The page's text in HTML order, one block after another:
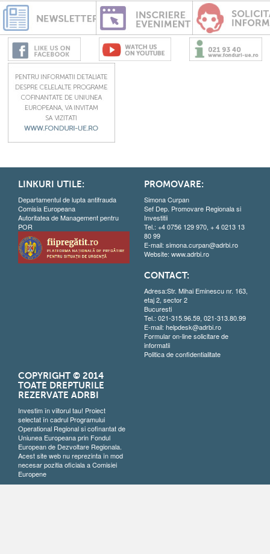
LINKURI UTILE:
Departamentul de lupta antifrauda
Comisia Europeana
Autoritatea de Management pentru
POR
PROMOVARE:
Simona Curpan
Sef Dep. Promovare Regionala si
Investitii
Tel.: +4 0756 129 970, + 4 0213 13
80 99
E-mail: simona.curpan@adrbi.ro
Website: www.adrbi.ro
CONTACT:
Adresa:Str. Mihai Eminescu nr. 163,
etaj 2, sector 2
Bucuresti
Tel.: 021-315.96.59, 021-313.80.99
E-mail: helpdesk@adrbi.ro
Formular on-line solicitare de
informatii
Politica de confidentialitate
COPYRIGHT © 2014
TOATE DREPTURILE
REZERVATE ADRBI
Investim în viitorul tau! Proiect
selectat în cadrul Programului
Operational Regional si cofinantat de
Uniunea Europeana prin Fondul
European de Dezvoltare Regionala.
Acest site web nu reprezinta în mod
necesar pozitia oficiala a Comisiei
Europene